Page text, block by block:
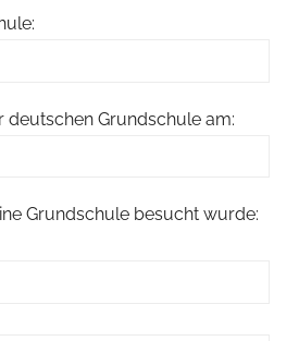
deutschen Grundschule am:
Grundschule besucht wurde: